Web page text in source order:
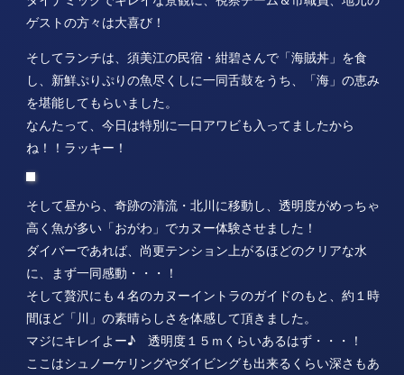
ゲストの方々は大喜び！
そしてランチは、須美江の民宿・紺碧さんで「海賊丼」を食
し、新鮮ぷりぷりの魚尽くしに一同舌鼓をうち、「海」の恵み
を堪能してもらいました。
なんたって、今日は特別に一口アワビも入ってましたから
ね！！ラッキー！
そして昼から、奇跡の清流・北川に移動し、透明度がめっちゃ
高く魚が多い「おがわ」でカヌー体験させました！
ダイバーであれば、尚更テンション上がるほどのクリアな水
に、まず一同感動・・・！
そして贅沢にも４名のカヌーイントラのガイドのもと、約１時
間ほど「川」の素晴らしさを体感して頂きました。
マジにキレイよー♪ 透明度１５ｍくらいあるはず・・・！
ここはシュノーケリングやダイビングも出来るくらい深さもあ